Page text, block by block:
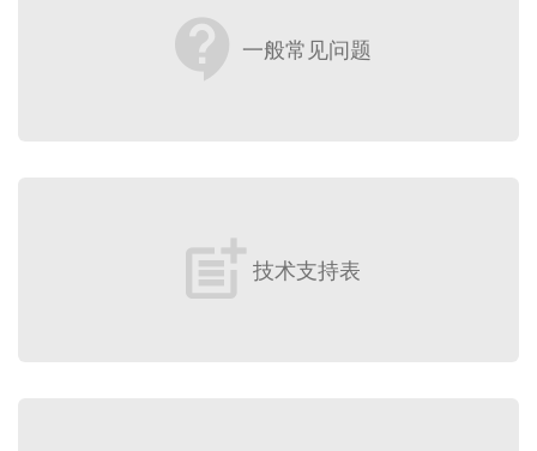
contact_support 一般常见问题
post_add 技术支持表